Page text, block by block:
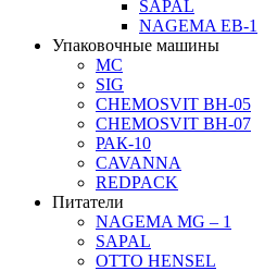
SAPAL
NAGEMA EB-1
Упаковочные машины
MC
SIG
CHEMOSVIT BH-05
CHEMOSVIT BH-07
РАК-10
CAVANNA
REDPACK
Питатели
NAGEMA MG – 1
SAPAL
OTTO HENSEL